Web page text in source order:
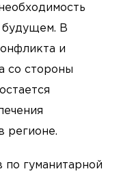
будущем. В
и
со стороны
регионе.
гуманитарной